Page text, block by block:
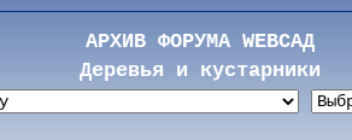
АРХИВ ФОРУМА WEBСАД
Деревья и кустарники